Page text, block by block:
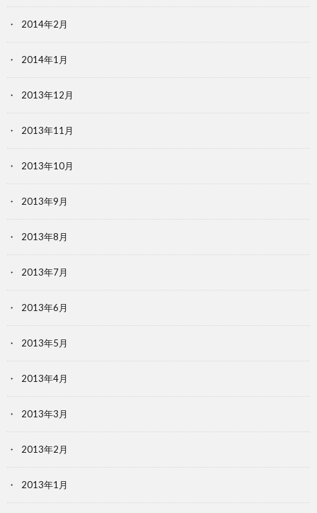
2014年2月
2014年1月
2013年12月
2013年11月
2013年10月
2013年9月
2013年8月
2013年7月
2013年6月
2013年5月
2013年4月
2013年3月
2013年2月
2013年1月